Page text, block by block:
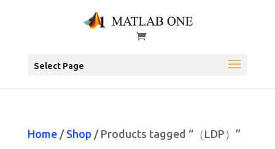
Select Page
Home/ Shop/ Products tagged “（LDP）”